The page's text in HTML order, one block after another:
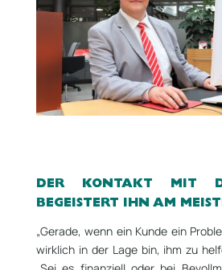
DER KONTAKT MIT
BEGEISTERT IHN AM
„Gerade, wenn ein Kunde ein
wirklich in der Lage bin, ihm zu